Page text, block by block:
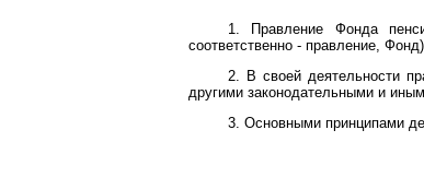
1. Правление Фонда
соответственно - правление, Фонд).
2. В своей деятельности
другими законодательными и
3. Основными принципами